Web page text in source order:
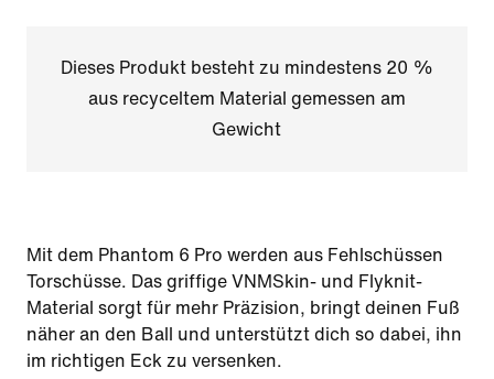
Dieses Produkt besteht zu mindestens 20 %
aus recyceltem Material gemessen am
Gewicht
Mit dem Phantom 6 Pro werden aus Fehlschüssen
Torschüsse. Das griffige VNMSkin- und Flyknit-
Material sorgt für mehr Präzision, bringt deinen Fuß
näher an den Ball und unterstützt dich so dabei, ihn
im richtigen Eck zu versenken.